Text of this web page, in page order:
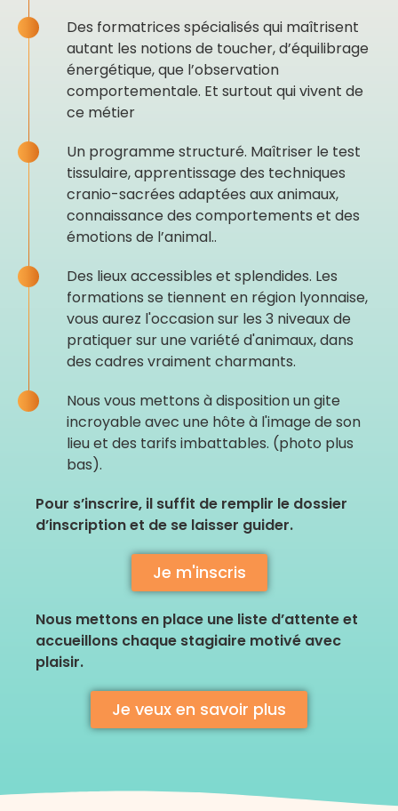
Des formatrices spécialisés qui maîtrisent
autant les notions de toucher, d’équilibrage
énergétique, que l’observation
comportementale. Et surtout qui vivent de
ce métier
Un programme structuré. Maîtriser le test
tissulaire, apprentissage des techniques
cranio-sacrées adaptées aux animaux,
connaissance des comportements et des
émotions de l’animal..
Des lieux accessibles et splendides. Les
formations se tiennent en région lyonnaise,
vous aurez l'occasion sur les 3 niveaux de
pratiquer sur une variété d'animaux, dans
des cadres vraiment charmants.
Nous vous mettons à disposition un gite
incroyable avec une hôte à l'image de son
lieu et des tarifs imbattables. (photo plus
bas).
Pour s’inscrire, il suffit de remplir le dossier
d’inscription et de se laisser guider.
Je m'inscris
Nous mettons en place une liste d’attente et
accueillons chaque stagiaire motivé avec
plaisir.
Je veux en savoir plus